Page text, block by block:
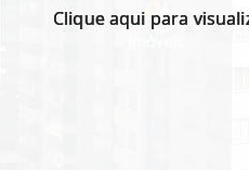
Clique aqui para